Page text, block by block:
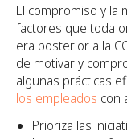
El compromiso y la
factores que toda
era posterior a la
de motivar y
algunas prácticas
los empleados con
Prioriza las